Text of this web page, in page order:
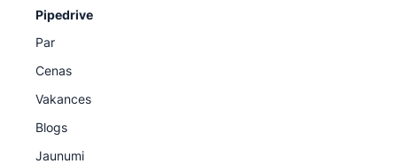
Pipedrive
Par
Cenas
Vakances
Blogs
Jaunumi